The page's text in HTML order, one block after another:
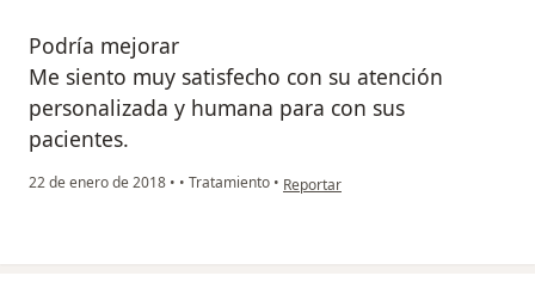
Podría mejorar
Me siento muy satisfecho con su atención
personalizada y humana para con sus
pacientes.
22 de enero de 2018 • • Tratamiento • en opinión del usuario paciente
Reportar